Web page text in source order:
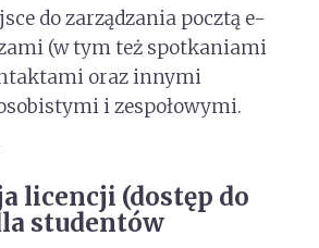
do zarządzania pocztą e-
(w tym też spotkaniami
oraz innymi
i zespołowymi.
licencji (dostęp do
studentów